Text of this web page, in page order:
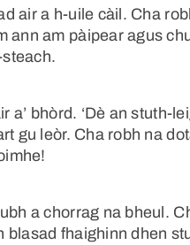
air a h-uile càil. Cha
ann am pàipear agus
a’ bhòrd. ‘Dè an stuth-
gu leòr. Cha robh na
a chorrag na bheul.
blasad fhaighinn dhen